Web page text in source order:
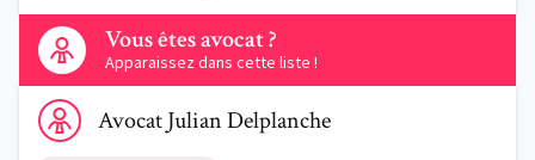
Vous êtes avocat ?
Apparaissez dans cette liste !
Contactez-nous
Voir le profil de AvocatJulian Delplanche
AvocatJulianDelplanche